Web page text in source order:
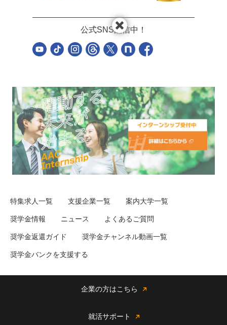
公式SNS配信中！
特集求人一覧 支援企業一覧 案内大学一覧
奨学金情報 ニュース よくあるご質問
奨学金返還ガイド 奨学金チャンネル動画一覧
奨学金バンクを支援する
企業の方はこちら
就活サポート